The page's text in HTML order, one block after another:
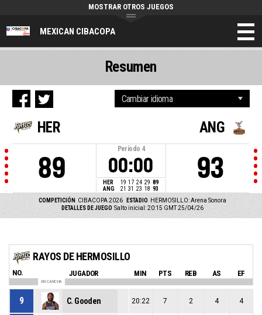
MEXICAN CIBACOPA
MOSTRAR OTROS JUEGOS
HER
89
Período 4
00:00
HER 19 17 24 29 89
ANG
21 31 23 18 93
ANG
93
COMPETICIÓN CIBACOPA 2026 ESTADIO
HERMOSILLO: Arena Sonora
DETALLES DE JUEGO Salto inicial: 20:15 GMT 25/04/26
Resumen
RAYOS DE HERMOSILLO
NO. JUGADOR MIN PTS REB AS EF
EN CANCHA
9 C. Gooden 20:22 7 2 4 4